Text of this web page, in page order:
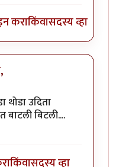
कराकिंवासदस्य व्हा
थोडा उदिता
बाटली बिटली....
किंवासदस्य व्हा